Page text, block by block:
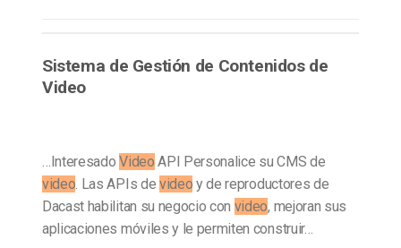
Sistema de Gestión de Contenidos de
Video
…InteresadoVideo API Personalice su CMS de
video . Las APIs de video y de reproductores de
Dacast habilitan su negocio con video, mejoran sus
aplicaciones móviles y le permiten construir…